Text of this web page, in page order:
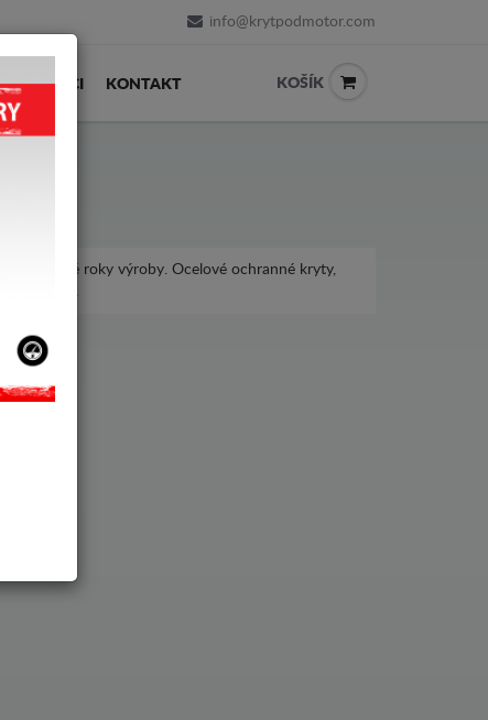
info@krytpodmotor.com
PRODEJCI KONTAKT KOŠÍK
pro různé roky výroby. Ocelové ochranné kryty,
Satis.